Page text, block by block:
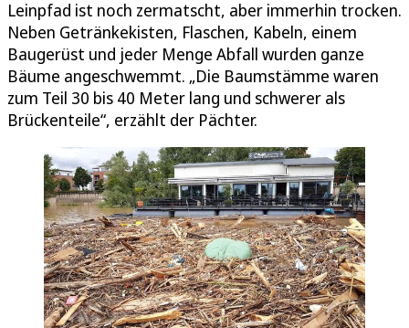
Leinpfad ist noch zermatscht, aber immerhin trocken.
Neben Getränkekisten, Flaschen, Kabeln, einem
Baugerüst und jeder Menge Abfall wurden ganze
Bäume angeschwemmt. „Die Baumstämme waren
zum Teil 30 bis 40 Meter lang und schwerer als
Brückenteile“, erzählt der Pächter.